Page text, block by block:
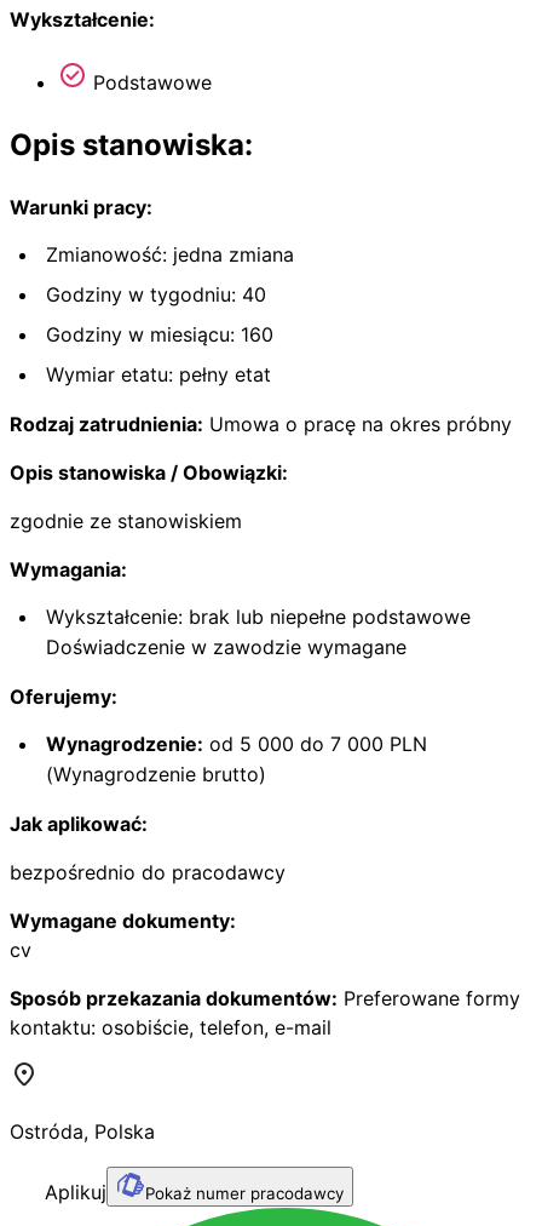
Wykształcenie:
Podstawowe
Opis stanowiska:
Warunki pracy:
Zmianowość: jedna zmiana
Godziny w tygodniu: 40
Godziny w miesiącu: 160
Wymiar etatu: pełny etat
Rodzaj zatrudnienia: Umowa o pracę na okres próbny
Opis stanowiska / Obowiązki:
zgodnie ze stanowiskiem
Wymagania:
Wykształcenie: brak lub niepełne podstawowe
Doświadczenie w zawodzie wymagane
Oferujemy:
Wynagrodzenie: od 5 000 do 7 000 PLN
(Wynagrodzenie brutto)
Jak aplikować:
bezpośrednio do pracodawcy
Wymagane dokumenty:
cv
Sposób przekazania dokumentów: Preferowane formy
kontaktu: osobiście, telefon, e-mail
Ostróda, Polska
Aplikuj Pokaż numer pracodawcy